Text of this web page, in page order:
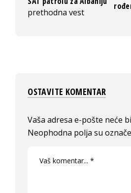
prethodna vest
OSTAVITE KOMENTAR
Vaša adresa e-pošte neće
Neophodna polja su